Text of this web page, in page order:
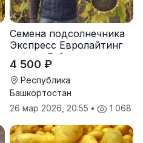
Семена подсолнечника
Экспресс Евролайтинг
гибрид F-G+
4 500 ₽
Республика
Башкортостан
26 мар 2026, 20:55 • 1 068